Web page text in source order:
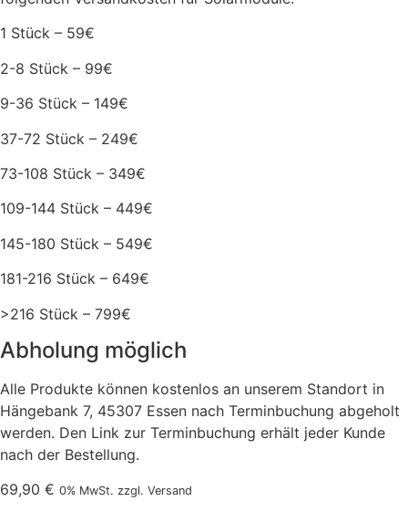
1 Stück – 59€
2-8 Stück – 99€
9-36 Stück – 149€
37-72 Stück – 249€
73-108 Stück – 349€
109-144 Stück – 449€
145-180 Stück – 549€
181-216 Stück – 649€
>216 Stück – 799€
Abholung möglich
Alle Produkte können kostenlos an unserem Standort in
Hängebank 7, 45307 Essen nach Terminbuchung abgeholt
werden. Den Link zur Terminbuchung erhält jeder Kunde
nach der Bestellung.
69,90 € 0% MwSt. zzgl. Versand